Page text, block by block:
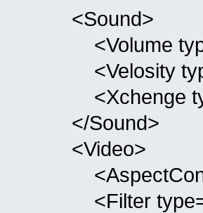
<Sound>
<Volume
<Velosity
<Xchenge
</Sound>
<Video>
<Filter